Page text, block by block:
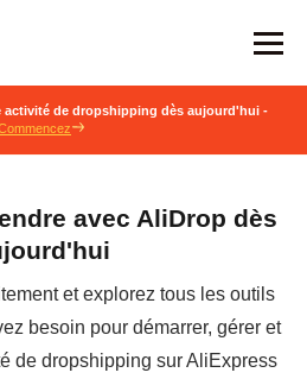
activité de dropshipping dès aujourd'hui -
avec AliDrop dès
et explorez tous les outils
besoin pour démarrer, gérer et
de dropshipping sur AliExpress